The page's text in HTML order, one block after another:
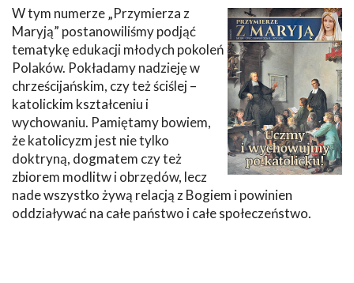
W tym numerze „Przymierza z
Maryją” postanowiliśmy podjąć
tematykę edukacji młodych pokoleń
Polaków. Pokładamy nadzieję w
chrześcijańskim, czy też ściślej –
katolickim kształceniu i
wychowaniu. Pamiętamy bowiem,
że katolicyzm jest nie tylko
doktryną, dogmatem czy też
zbiorem modlitw i obrzędów, lecz
nade wszystko żywą relacją z Bogiem i powinien
oddziaływać na całe państwo i całe społeczeństwo.